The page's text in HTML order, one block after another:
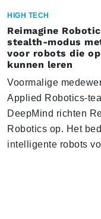
HIGH TECH
Reimagine
stealth-modus
voor robots die
kunnen leren
Voormalige
Applied Robotics-
DeepMind richten
Robotics op. Het
intelligente robots